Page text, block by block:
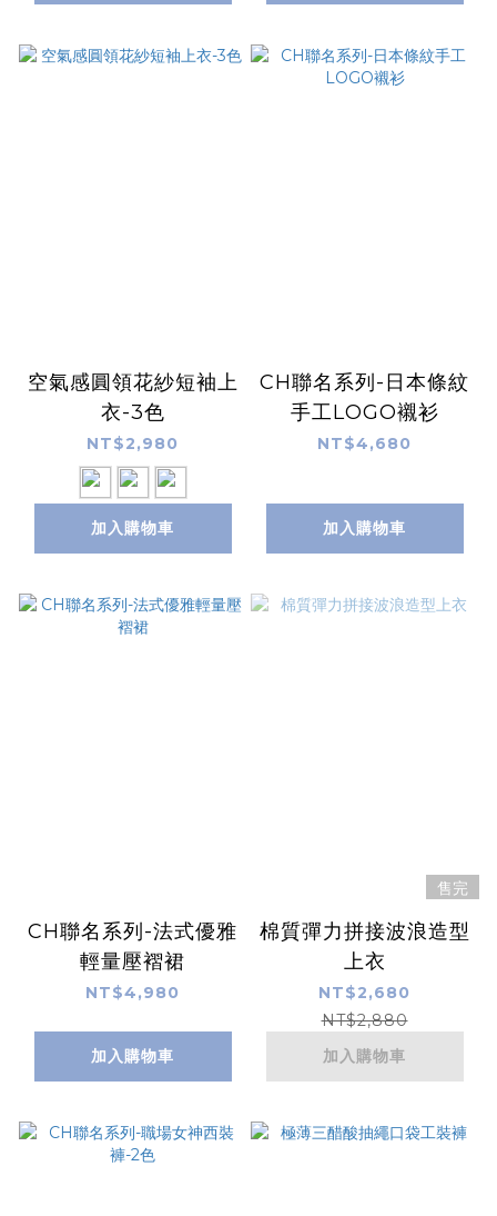
空氣感圓領花紗短袖上
衣-3色
NT$2,980
加入購物車
CH聯名系列-日本條紋
手工LOGO襯衫
NT$4,680
加入購物車
CH聯名系列-法式優雅
輕量壓褶裙
NT$4,980
加入購物車
售完
棉質彈力拼接波浪造型
上衣
NT$2,680
NT$2,880
加入購物車